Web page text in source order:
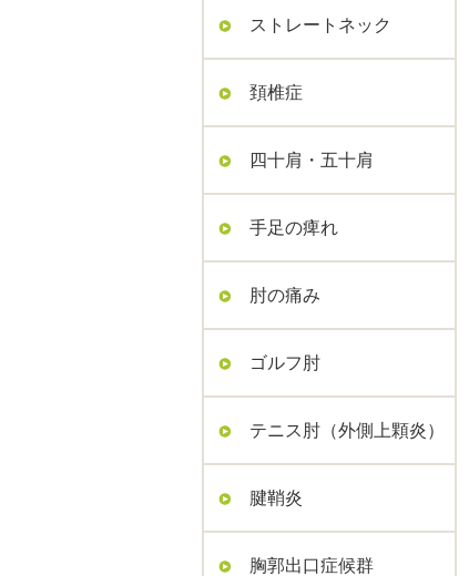
ストレートネック
頚椎症
四十肩・五十肩
手足の痺れ
肘の痛み
ゴルフ肘
テニス肘（外側上顆炎）
腱鞘炎
胸郭出口症候群